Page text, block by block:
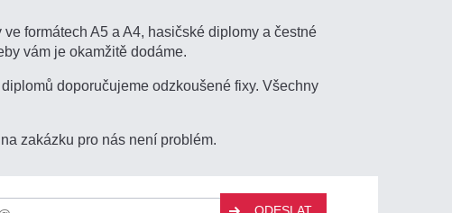
formátech A5 a A4, hasičské diplomy a čestné
vám je okamžitě dodáme.
doporučujeme odzkoušené fixy. Všechny
zakázku pro nás není problém.